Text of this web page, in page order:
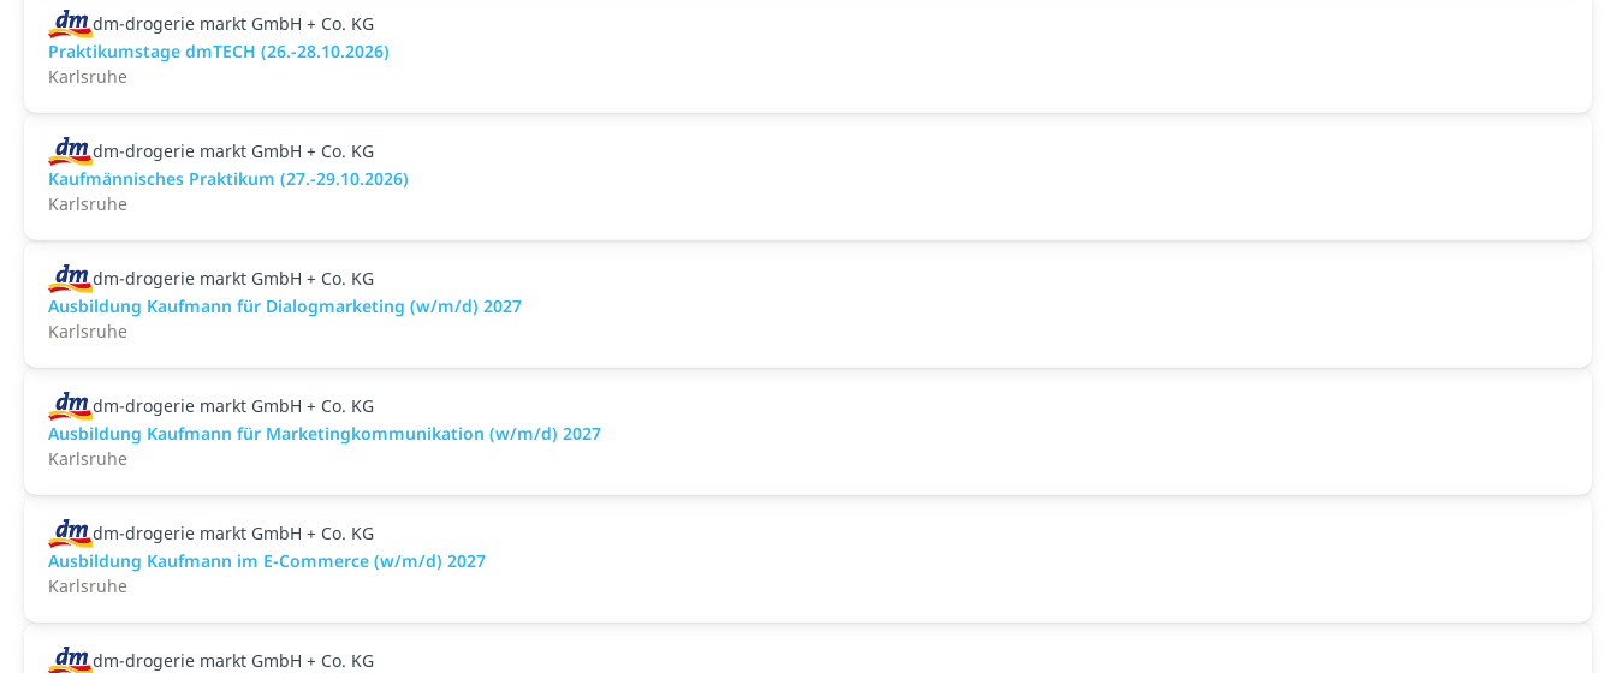
dm-drogerie markt GmbH + Co. KG
Praktikumstage dmTECH (26.-28.10.2026)
Karlsruhe
dm-drogerie markt GmbH + Co. KG
Kaufmännisches Praktikum (27.-29.10.2026)
Karlsruhe
dm-drogerie markt GmbH + Co. KG
Ausbildung Kaufmann für Dialogmarketing (w/m/d) 2027
Karlsruhe
dm-drogerie markt GmbH + Co. KG
Ausbildung Kaufmann für Marketingkommunikation (w/m/d) 2027
Karlsruhe
dm-drogerie markt GmbH + Co. KG
Ausbildung Kaufmann im E-Commerce (w/m/d) 2027
Karlsruhe
dm-drogerie markt GmbH + Co. KG